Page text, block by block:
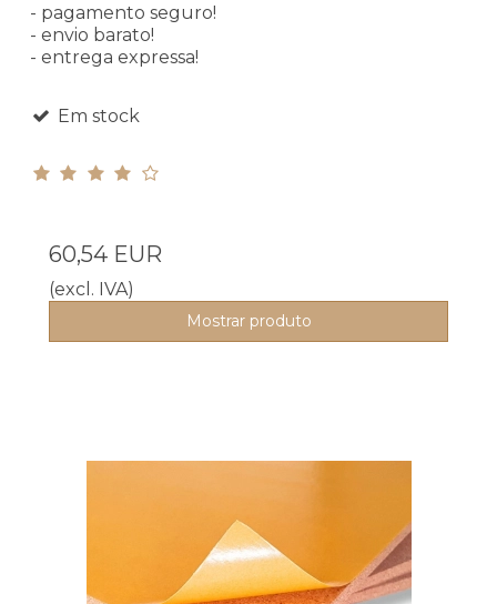
- pagamento seguro!
- envio barato!
- entrega expressa!
Em stock
60,54 EUR
(excl. IVA)
Mostrar produto